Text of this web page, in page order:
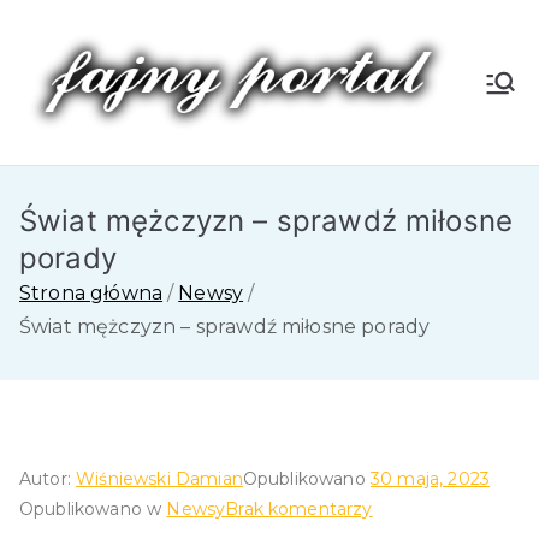
treści
Fa
jn
y
Świat mężczyzn – sprawdź miłosne
porady
Strona główna
Newsy
Świat mężczyzn – sprawdź miłosne porady
Autor:Wiśniewski DamianOpublikowano30 maja, 2023
Opublikowano w NewsyBrak komentarzydo